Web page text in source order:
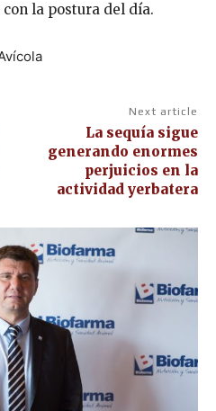
la postura del día.
Next article
La sequía sigue
generando enormes
perjuicios en la
actividad yerbatera